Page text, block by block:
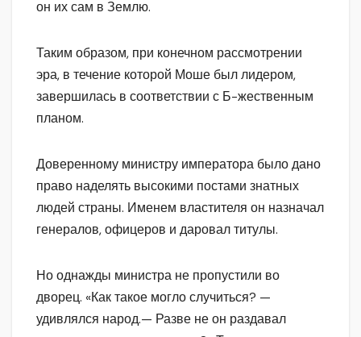
он их сам в Землю.
Таким образом, при конечном рассмотрении
эра, в течение которой Моше был лидером,
завершилась в соответствии с Б-жественным
планом.
Доверенному министру императора было дано
право наделять высокими постами знатных
людей страны. Именем властителя он назначал
генералов, офицеров и даровал титулы.
Но однажды министра не пропустили во
дворец. «Как такое могло случиться? —
удивлялся народ.— Разве не он раздавал